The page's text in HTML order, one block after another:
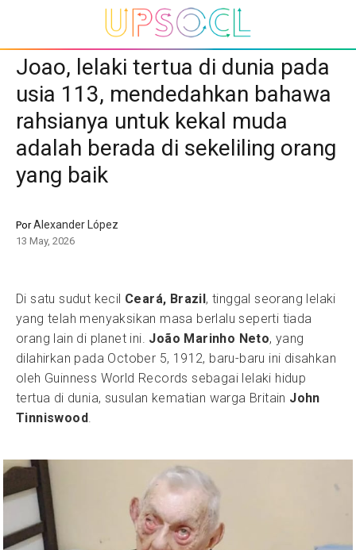
Joao, lelaki tertua di dunia pada
usia 113, mendedahkan bahawa
rahsianya untuk kekal muda
adalah berada di sekeliling orang
yang baik
PorAlexander López
13 May, 2026
Di satu sudut kecil Ceará, Brazil, tinggal seorang lelaki
yang telah menyaksikan masa berlalu seperti tiada
orang lain di planet ini. João Marinho Neto, yang
dilahirkan pada October 5, 1912, baru-baru ini disahkan
oleh Guinness World Records sebagai lelaki hidup
tertua di dunia, susulan kematian warga Britain John
Tinniswood